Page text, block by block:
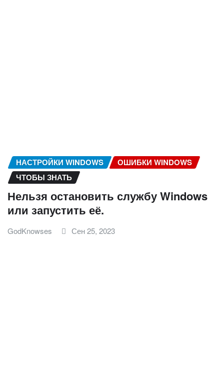
НАСТРОЙКИ WINDOWS
ОШИБКИ WINDOWS
ЧТОБЫ ЗНАТЬ
Нельзя остановить службу Windows
или запустить её.
GodKnowses Сен 25, 2023